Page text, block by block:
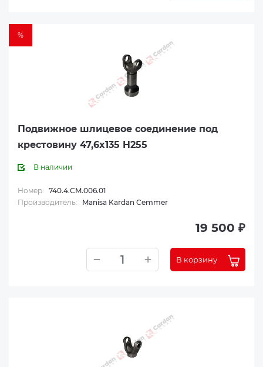
%
Подвижное шлицевое соединение под
крестовину 47,6x135 H255
В наличии
Номер: 740.4.CM.006.01
Производитель:
Manisa Kardan Cemmer
19 500 ₽
В корзину